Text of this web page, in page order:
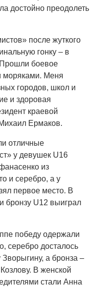
достойно преодолеть
после жуткого
гонку – в
боевое
моряками. Меня
городов, школ и
и здоровая
краевой
Ермаков.
отличные
у девушек U16
из
и серебро, а у
первое место. В
бронзу U12 выиграл
победу одержали
серебро досталось
а бронза –
В женской
стали Анна